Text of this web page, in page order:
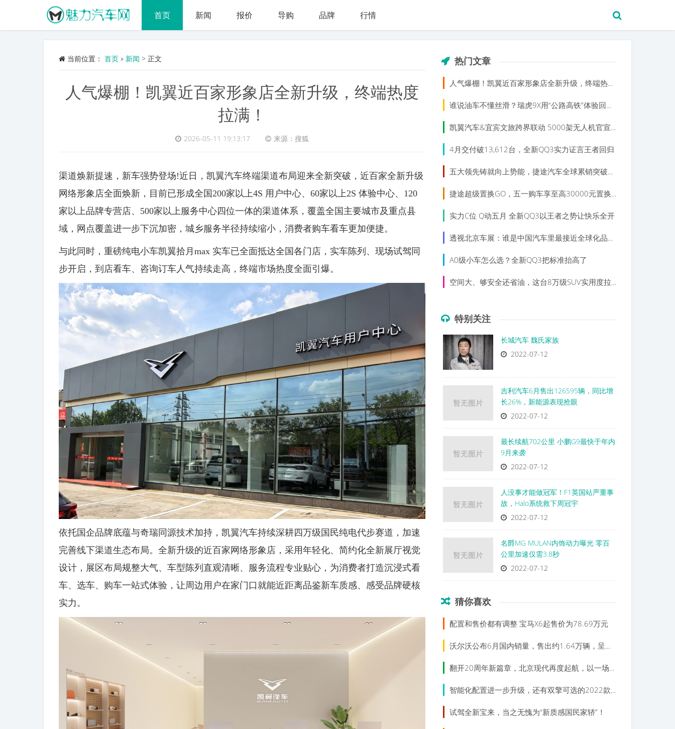
首页 新闻 报价 导购 品牌 行情
当前位置： 首页 » 新闻 > 正文
人气爆棚！凯翼近百家形象店全新升级，终端热度
拉满！
2026-05-11 19:13:17 来源：搜狐
渠道焕新提速，新车强势登场!近日，凯翼汽车终端渠道布局迎来全新突破，近百家全新升级
网络形象店全面焕新，目前已形成全国200家以上4S 用户中心、60家以上2S 体验中心、120
家以上品牌专营店、500家以上服务中心四位一体的渠道体系，覆盖全国主要城市及重点县
域，网点覆盖进一步下沉加密，城乡服务半径持续缩小，消费者购车看车更加便捷。
与此同时，重磅纯电小车凯翼拾月max 实车已全面抵达全国各门店，实车陈列、现场试驾同
步开启，到店看车、咨询订车人气持续走高，终端市场热度全面引爆。
依托国企品牌底蕴与奇瑞同源技术加持，凯翼汽车持续深耕四万级国民纯电代步赛道，加速
完善线下渠道生态布局。全新升级的近百家网络形象店，采用年轻化、简约化全新展厅视觉
设计，展区布局规整大气、车型陈列直观清晰、服务流程专业贴心，为消费者打造沉浸式看
车、选车、购车一站式体验，让周边用户在家门口就能近距离品鉴新车质感、感受品牌硬核
实力。
热门文章
人气爆棚！凯翼近百家形象店全新升级，终端热度拉满！
谁说油车不懂丝滑？瑞虎9X用“公路高铁”体验回击质疑
凯翼汽车&宜宾文旅跨界联动 5000架无人机官宣拾月max上市
4月交付破13,612台，全新QQ3实力证言王者回归
五大领先铸就向上势能，捷途汽车全球累销突破231万辆
捷途超级置换GO，五一购车享至高30000元置换补贴
实力C位 Q动五月 全新QQ3以王者之势让快乐全开
透视北京车展：谁是中国汽车里最接近全球化品牌的车企？
A0级小车怎么选？全新QQ3把标准抬高了
空间大、够安全还省油，这台8万级SUV实用度拉满
特别关注
长城汽车 魏氏家族
2022-07-12
吉利汽车6月售出126595辆，同比增
长26%，新能源表现抢眼
2022-07-12
最长续航702公里 小鹏G9最快于年内
9月来袭
2022-07-12
人没事才能做冠军！F1英国站严重事
故，Halo系统救下周冠宇
2022-07-12
名爵MG MULAN内饰动力曝光 零百
公里加速仅需3.8秒
2022-07-12
猜你喜欢
配置和售价都有调整 宝马X6起售价为78.69万元
沃尔沃公布6月国内销量，售出约1.64万辆，呈现“轿车弱SUV强”态势
翻开20周年新篇章，北京现代再度起航，以一场音乐会展望未来！
智能化配置进一步升级，还有双擎可选的2022款丰田雷凌，会是消费群体的选择吗？
试驾全新宝来，当之无愧为“新质感国民家轿”！